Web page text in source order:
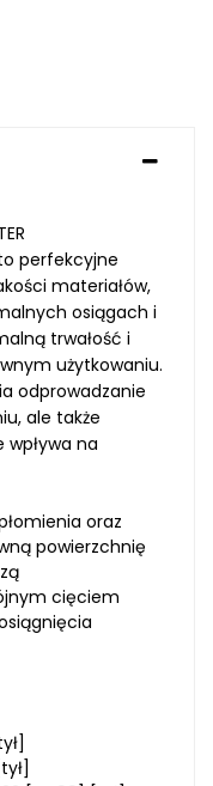
perfekcyjne
materiałów,
osiągach i
trwałość i
użytkowaniu.
odprowadzanie
ale także
na
oraz
powierzchnię
cięciem